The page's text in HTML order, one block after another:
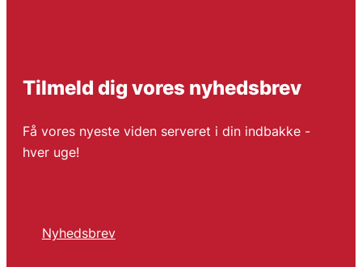
Tilmeld dig vores nyhedsbrev
Få vores nyeste viden serveret i din indbakke -
hver uge!
Nyhedsbrev